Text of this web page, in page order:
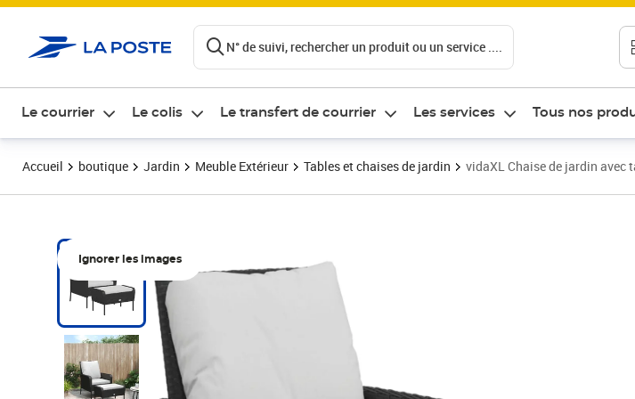
N° de suivi, rechercher un produit ou un service ....
Le courrier Le colis Le transfert de courrier Les services Tous nos
Accueil boutique Jardin Meuble Extérieur Tables et chaises de jardin vidaXL Chaise de jardin avec
Ignorer les images